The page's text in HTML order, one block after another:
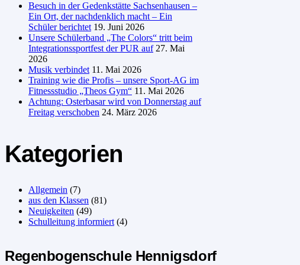
Besuch in der Gedenkstätte Sachsenhausen –
Ein Ort, der nachdenklich macht – Ein
Schüler berichtet 19. Juni 2026
Unsere Schülerband „The Colors“ tritt beim
Integrationssportfest der PUR auf 27. Mai
2026
Musik verbindet 11. Mai 2026
Training wie die Profis – unsere Sport-AG im
Fitnessstudio „Theos Gym“ 11. Mai 2026
Achtung: Osterbasar wird von Donnerstag auf
Freitag verschoben 24. März 2026
Kategorien
Allgemein (7)
aus den Klassen (81)
Neuigkeiten (49)
Schulleitung informiert (4)
Regenbogenschule Hennigsdorf